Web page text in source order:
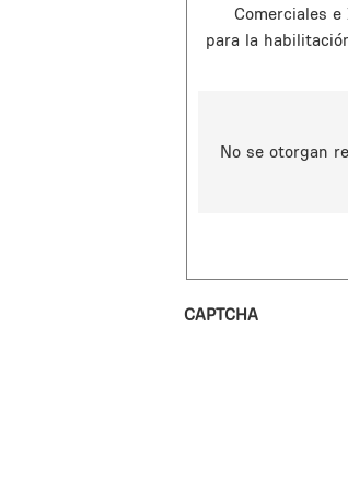
Comerciales
para la
No se otorgan
CAPTCHA